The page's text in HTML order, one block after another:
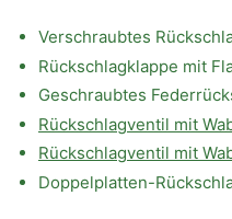
Verschraubtes
Rückschlagklappe mit
Geschraubtes
Rückschlagventil mit
Rückschlagventil mit
Doppelplatten-